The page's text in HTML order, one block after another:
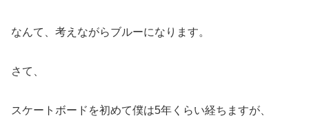
なんて、考えながらブルーになります。
さて、
スケートボードを初めて僕は5年くらい経ちますが、